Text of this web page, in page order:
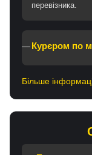
перевізника.
Курєром по
Більше